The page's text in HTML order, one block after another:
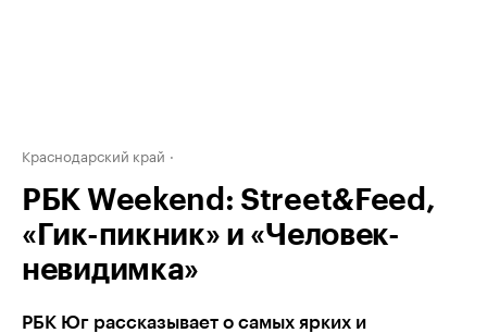
Краснодарский край
РБК Weekend: Street&Feed,
«Гик-пикник» и «Человек-
невидимка»
РБК Юг рассказывает о самых ярких и